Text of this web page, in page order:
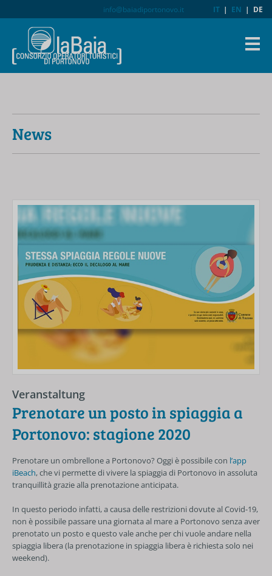
info@baiadiportonovo.it IT | EN | DE
News
Veranstaltung
Prenotare un posto in spiaggia a
Portonovo: stagione 2020
Prenotare un ombrellone a Portonovo? Oggi è possibile con l’app
iBeach, che vi permette di vivere la spiaggia di Portonovo in assoluta
tranquillità grazie alla prenotazione anticipata.
In questo periodo infatti, a causa delle restrizioni dovute al Covid-19,
non è possibile passare una giornata al mare a Portonovo senza aver
prenotato un posto e questo vale anche per chi vuole andare nella
spiaggia libera (la prenotazione in spiaggia libera è richiesta solo nei
weekend).